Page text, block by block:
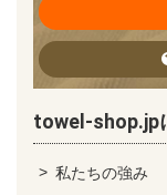
towel-shop.jp
私たちの強み